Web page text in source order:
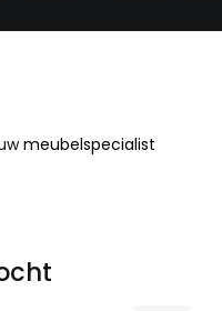
meubelspecialist